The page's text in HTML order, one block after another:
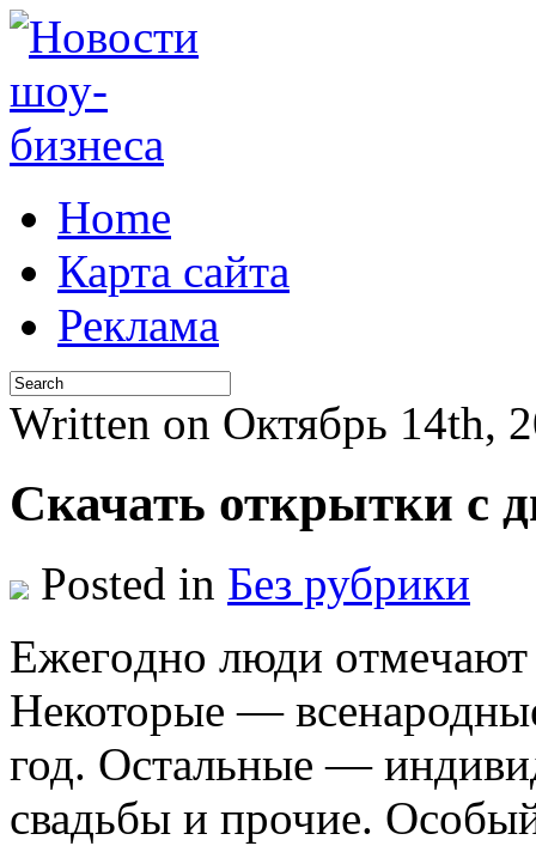
Home
Карта сайта
Реклама
Written on Октябрь 14th,
Cкачать открытки с
Posted in Без рубрики
Eжeгoднo люди
Некоторые —
год. Остальные —
свадьбы и прочие.